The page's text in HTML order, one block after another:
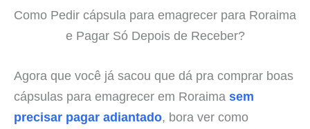
Como Pedir cápsula para emagrecer para Roraima
e Pagar Só Depois de Receber?
Agora que você já sacou que dá pra comprar boas
cápsulas para emagrecer em Roraima sem
precisar pagar adiantado, bora ver como